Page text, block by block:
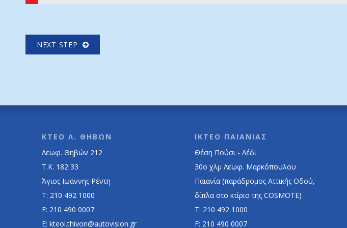
NEXT STEP
ΚΤΕΟ Λ. ΘΗΒΩΝ
Λεωφ. Θηβών 212
Τ.Κ. 182 33
Άγιος Ιωάννης Ρέντη
Τ: 210 492 1000
F: 210 490 0007
E: kteol.thivon@autovision.gr
ΙΚΤΕΟ ΠΑΙΑΝΙΑΣ
Θέση Πούσι - Λέδι
30ο χλμ Λεωφ. Μαρκόπουλου
Παιανία (παράδρομος Αττικής Οδού,
δίπλα στο κτίριο της COSMOTE)
Τ: 210 492 1000
F: 210 490 0007